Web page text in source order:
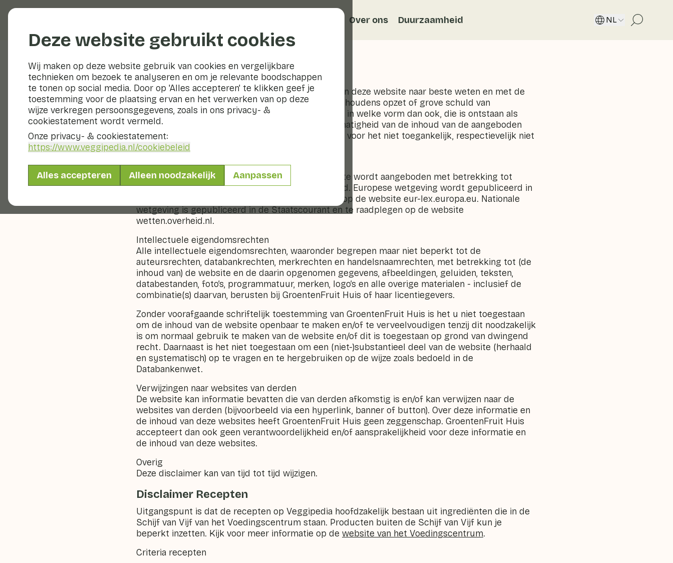
Deze website gebruikt cookies
Wij maken op deze website gebruik van cookies en vergelijkbare
technieken om bezoek te analyseren en om je relevante boodschappen
te tonen op social media. Door op 'Alles accepteren' te klikken geef je
toestemming voor de plaatsing ervan en het verwerken van op deze
wijze verkregen persoonsgegevens, zoals in ons privacy- &
cookiestatement wordt vermeld.
Onze privacy- & cookiestatement:
https://www.veggipedia.nl/cookiebeleid
Alles accepteren Alleen noodzakelijk Aanpassen
Over ons Duurzaamheid NL
Disclaimer
Aansprakelijkheid
GroentenFruit Huis heeft bij de totstandkoming van deze website naar beste weten en met de
grootste zorg gehandeld. GroentenFruit Huis is, behoudens opzet of grove schuld van
GroentenFruit Huis, niet aansprakelijk voor schade, in welke vorm dan ook, die is ontstaan als
gevolg van onjuistheid, onvolledigheid of onrechtmatigheid van de inhoud van de aangeboden
informatie. GroentenFruit Huis is niet aansprakelijk voor het niet toegankelijk, respectievelijk niet
beschikbaar zijn van deze website.
Geldigheid van de informatie
Aan informatie welke in enige vorm op deze website wordt aangeboden met betrekking tot
regelgeving kunnen geen rechten worden ontleend. Europese wetgeving wordt gepubliceerd in
het Publicatieblad van de EU dat te raadplegen is op de website eur-lex.europa.eu. Nationale
wetgeving is gepubliceerd in de Staatscourant en te raadplegen op de website
wetten.overheid.nl.
Intellectuele eigendomsrechten
Alle intellectuele eigendomsrechten, waaronder begrepen maar niet beperkt tot de
auteursrechten, databankrechten, merkrechten en handelsnaamrechten, met betrekking tot (de
inhoud van) de website en de daarin opgenomen gegevens, afbeeldingen, geluiden, teksten,
databestanden, foto’s, programmatuur, merken, logo’s en alle overige materialen - inclusief de
combinatie(s) daarvan, berusten bij GroentenFruit Huis of haar licentiegevers.
Zonder voorafgaande schriftelijk toestemming van GroentenFruit Huis is het u niet toegestaan
om de inhoud van de website openbaar te maken en/of te verveelvoudigen tenzij dit noodzakelijk
is om normaal gebruik te maken van de website en/of dit is toegestaan op grond van dwingend
recht. Daarnaast is het niet toegestaan om een (niet-)substantieel deel van de website (herhaald
en systematisch) op te vragen en te hergebruiken op de wijze zoals bedoeld in de
Databankenwet.
Verwijzingen naar websites van derden
De website kan informatie bevatten die van derden afkomstig is en/of kan verwijzen naar de
websites van derden (bijvoorbeeld via een hyperlink, banner of button). Over deze informatie en
de inhoud van deze websites heeft GroentenFruit Huis geen zeggenschap. GroentenFruit Huis
accepteert dan ook geen verantwoordelijkheid en/of aansprakelijkheid voor deze informatie en
de inhoud van deze websites.
Overig
Deze disclaimer kan van tijd tot tijd wijzigen.
Disclaimer Recepten
Uitgangspunt is dat de recepten op Veggipedia hoofdzakelijk bestaan uit ingrediënten die in de
Schijf van Vijf van het Voedingscentrum staan. Producten buiten de Schijf van Vijf kun je
beperkt inzetten. Kijk voor meer informatie op de website van het Voedingscentrum.
Criteria recepten